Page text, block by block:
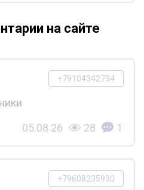
на сайте
+79104342734
05.08.26 28 1
+79608235930